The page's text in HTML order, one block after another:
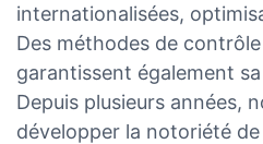
internationalisées,
Des méthodes de
garantissent également
Depuis plusieurs années,
développer la notoriété